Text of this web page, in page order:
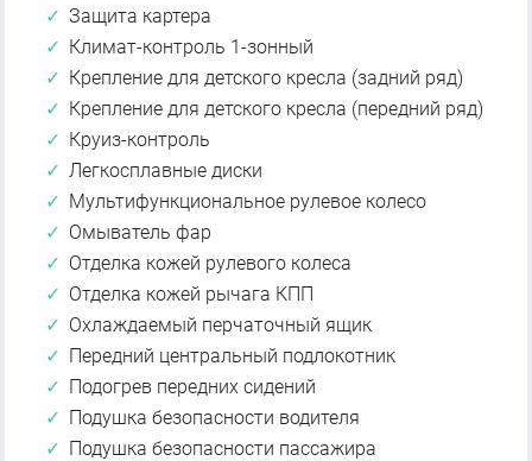
Защита картера
Климат-контроль 1-зонный
Крепление для детского кресла (задний ряд)
Крепление для детского кресла (передний ряд)
Круиз-контроль
Легкосплавные диски
Мультифункциональное рулевое колесо
Омыватель фар
Отделка кожей рулевого колеса
Отделка кожей рычага КПП
Охлаждаемый перчаточный ящик
Передний центральный подлокотник
Подогрев передних сидений
Подушка безопасности водителя
Подушка безопасности пассажира